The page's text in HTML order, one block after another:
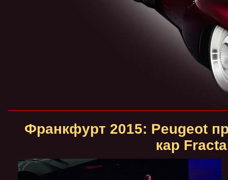
Франкфурт 2015: Peugeot
кар